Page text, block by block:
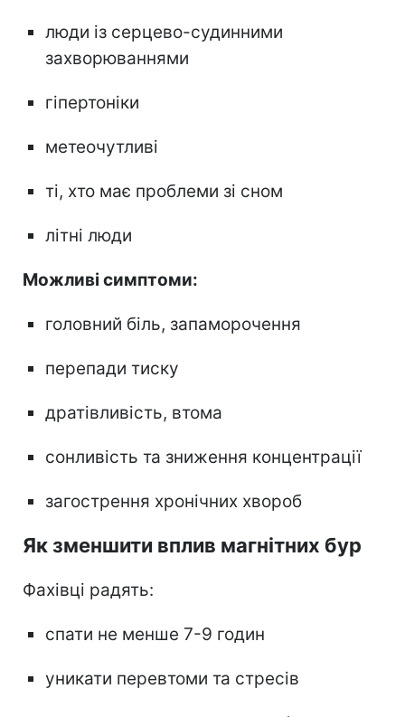
люди із серцево-судинними
захворюваннями
гіпертоніки
метеочутливі
ті, хто має проблеми зі сном
літні люди
Можливі симптоми:
головний біль, запаморочення
перепади тиску
дратівливість, втома
сонливість та зниження концентрації
загострення хронічних хвороб
Як зменшити вплив магнітних бур
Фахівці радять:
спати не менше 7-9 годин
уникати перевтоми та стресів